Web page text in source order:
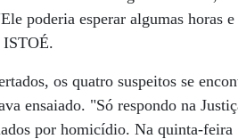
poderia esperar algumas horas
ISTOÉ.
os quatro suspeitos se
ensaiado. "Só respondo na
por homicídio. Na quinta-feira